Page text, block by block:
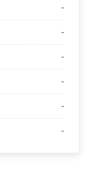
-
-
-
-
-
-